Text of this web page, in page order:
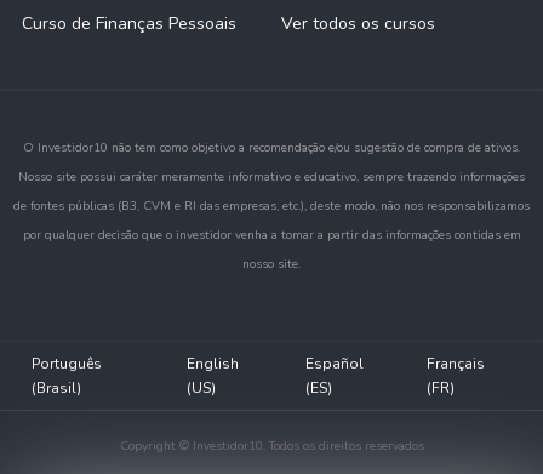
Curso de Finanças Pessoais
Ver todos os cursos
O Investidor10 não tem como objetivo a recomendação e/ou sugestão de compra de ativos.
Nosso site possui caráter meramente informativo e educativo, sempre trazendo informações
de fontes públicas (B3, CVM e RI das empresas, etc.), deste modo, não nos responsabilizamos
por qualquer decisão que o investidor venha a tomar a partir das informações contidas em
nosso site.
Português
(Brasil)
English
(US)
Español
(ES)
Français
(FR)
Copyright © Investidor10. Todos os direitos reservados